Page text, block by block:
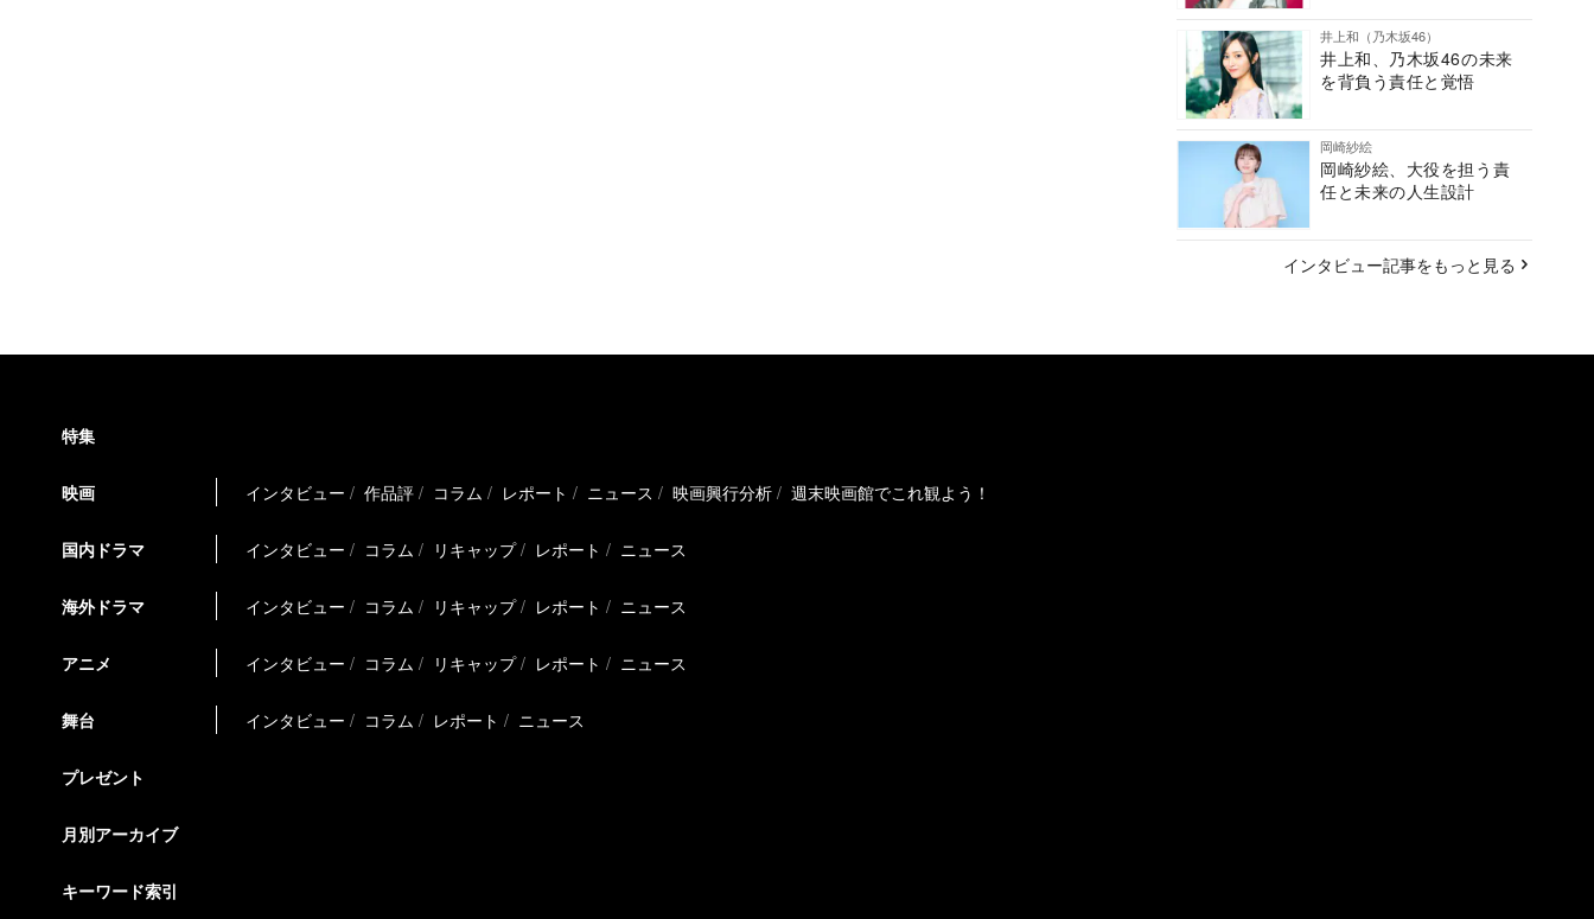
井上和（乃木坂46）
井上和、乃木坂46の未来
を背負う責任と覚悟
岡崎紗絵
岡崎紗絵、大役を担う責
任と未来の人生設計
インタビュー記事をもっと見る
特集
映画 インタビュー 作品評 コラム レポート ニュース 映画興行分析 週末映画館でこれ観よう！
国内ドラマ インタビュー コラム リキャップ レポート ニュース
海外ドラマ インタビュー コラム リキャップ レポート ニュース
アニメ インタビュー コラム リキャップ レポート ニュース
舞台 インタビュー コラム レポート ニュース
プレゼント
月別アーカイブ
キーワード索引